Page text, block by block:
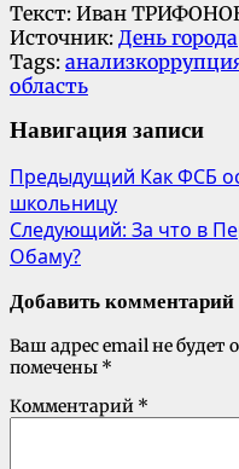
Текст: Иван
Источник: День города
Tags: анализ
область
Навигация записи
Предыдущий Как ФСБ
школьницу
Следующий: За что в
Обаму?
Добавить комментарий
Ваш адрес email не будет
помечены *
Комментарий *